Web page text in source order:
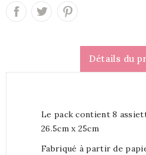
Détails du
Le pack contient 8
26.5cm x 25cm
Fabriqué à partir de